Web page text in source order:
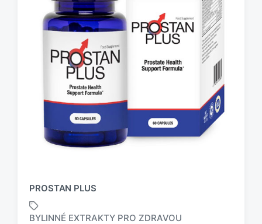
PROSTAN PLUS
BYLINNÉ EXTRAKTY PRO ZDRAVOU